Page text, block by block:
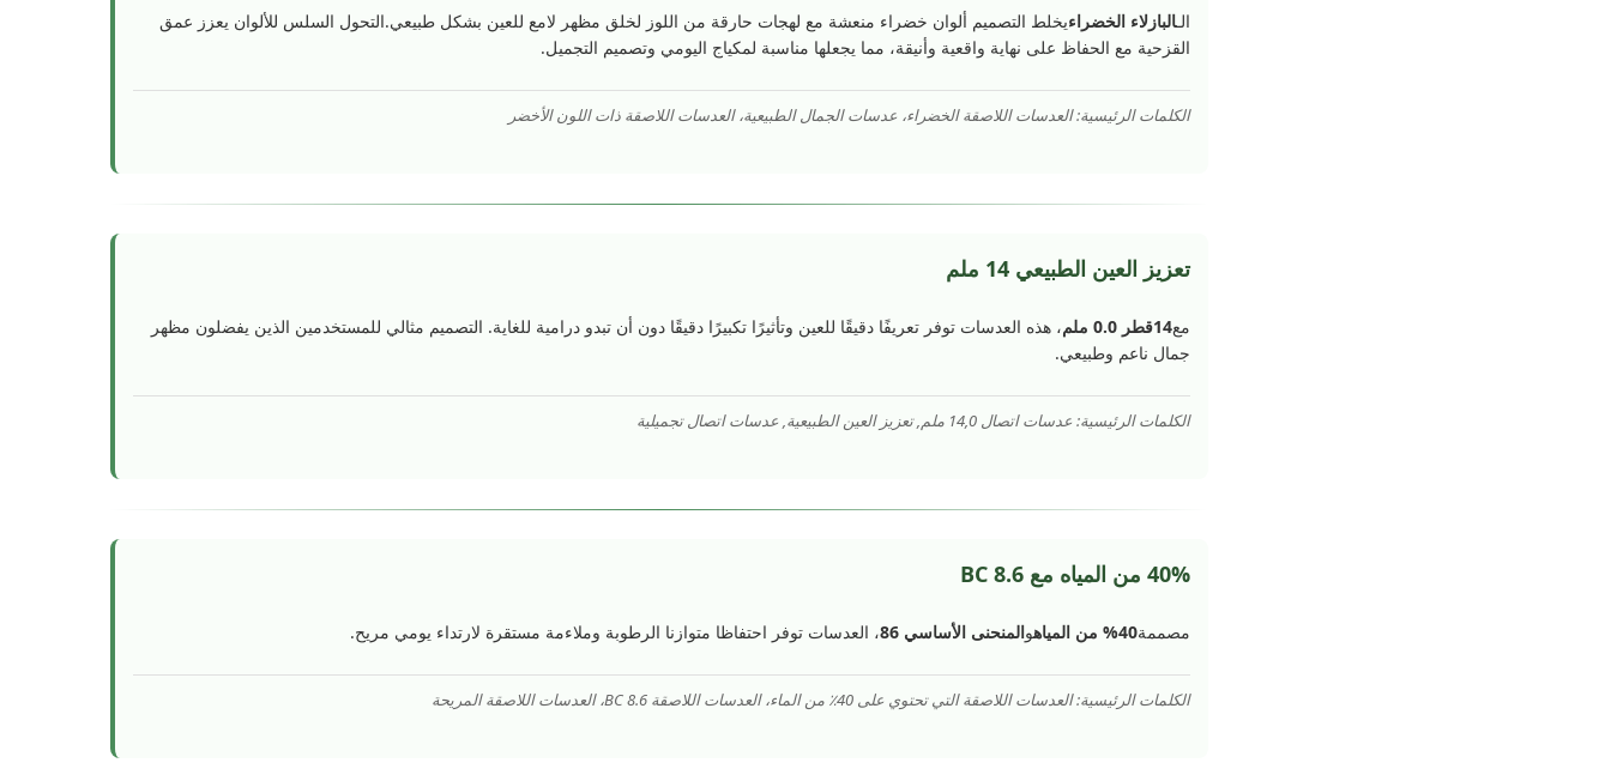
الـالبازلاء الخضراءيخلط التصميم ألوان خضراء منعشة مع لهجات حارقة من اللوز لخلق مظهر لامع للعين بشكل طبيعي.التحول السلس للألوان يعزز عمق
القزحية مع الحفاظ على نهاية واقعية وأنيقة، مما يجعلها مناسبة لمكياج اليومي وتصميم التجميل.
الكلمات الرئيسية: العدسات اللاصقة الخضراء، عدسات الجمال الطبيعية، العدسات اللاصقة ذات اللون الأخضر
تعزيز العين الطبيعي 14 ملم
مع14قطر 0.0 ملم
، هذه العدسات توفر تعريفًا دقيقًا للعين وتأثيرًا تكبيرًا دقيقًا دون أن تبدو درامية للغاية. التصميم مثالي للمستخدمين الذين يفضلون مظهر
جمال ناعم وطبيعي.
الكلمات الرئيسية: عدسات اتصال 14,0 ملم, تعزيز العين الطبيعية, عدسات اتصال تجميلية
40% من المياه مع BC 8.6
مصممة40% من المياه والمنحنى الأساسي 86 ، العدسات توفر احتفاظا متوازنا الرطوبة وملاءمة مستقرة لارتداء يومي مريح.
الكلمات الرئيسية: العدسات اللاصقة التي تحتوي على 40٪ من الماء، العدسات اللاصقة BC 8.6، العدسات اللاصقة المريحة